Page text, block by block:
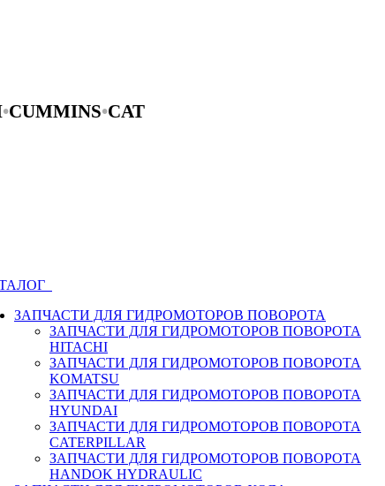
•CUMMINS•CAT
ЗАПЧАСТИ ДЛЯ ГИДРОМОТОРОВ ПОВОРОТА
ЗАПЧАСТИ ДЛЯ ГИДРОМОТОРОВ ПОВОРОТА
HITACHI
ЗАПЧАСТИ ДЛЯ ГИДРОМОТОРОВ ПОВОРОТА
KOMATSU
ЗАПЧАСТИ ДЛЯ ГИДРОМОТОРОВ ПОВОРОТА
HYUNDAI
ЗАПЧАСТИ ДЛЯ ГИДРОМОТОРОВ ПОВОРОТА
CATERPILLAR
ЗАПЧАСТИ ДЛЯ ГИДРОМОТОРОВ ПОВОРОТА
HANDOK HYDRAULIC